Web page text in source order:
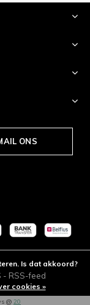
ONS
- RSS-feed
@ 20
Is dat akkoord?
cookies »